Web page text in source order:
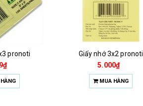
pronoti
Giấy nhớ 3x2 pronoti
5.000₫
MUA HÀNG